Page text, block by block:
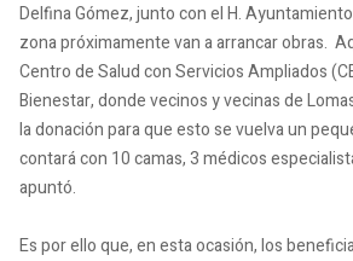
Delfina Gómez, junto con el H.
zona próximamente van a arrancar obras.
Centro de Salud con Servicios Ampliados
Bienestar, donde vecinos y vecinas de
la donación para que esto se vuelva un
contará con 10 camas, 3 médicos
apuntó.
Es por ello que, en esta ocasión, los